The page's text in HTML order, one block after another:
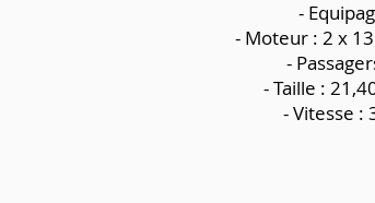
-
- Moteur : 2 x
-
- Taille :
- Vitesse :